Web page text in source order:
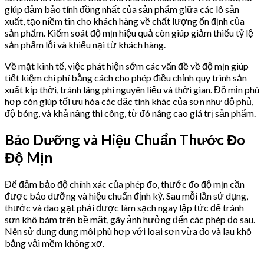
giúp đảm bảo tính đồng nhất của sản phẩm giữa các lô sản
xuất, tạo niềm tin cho khách hàng về chất lượng ổn định của
sản phẩm. Kiểm soát độ mịn hiệu quả còn giúp giảm thiểu tỷ lệ
sản phẩm lỗi và khiếu nại từ khách hàng.
Về mặt kinh tế, việc phát hiện sớm các vấn đề về độ mịn giúp
tiết kiệm chi phí bằng cách cho phép điều chỉnh quy trình sản
xuất kịp thời, tránh lãng phí nguyên liệu và thời gian. Độ mịn phù
hợp còn giúp tối ưu hóa các đặc tính khác của sơn như độ phủ,
độ bóng, và khả năng thi công, từ đó nâng cao giá trị sản phẩm.
Bảo Dưỡng và Hiệu Chuẩn Thước Đo
Độ Mịn
Để đảm bảo độ chính xác của phép đo, thước đo độ mịn cần
được bảo dưỡng và hiệu chuẩn định kỳ. Sau mỗi lần sử dụng,
thước và dao gạt phải được làm sạch ngay lập tức để tránh
sơn khô bám trên bề mặt, gây ảnh hưởng đến các phép đo sau.
Nên sử dụng dung môi phù hợp với loại sơn vừa đo và lau khô
bằng vải mềm không xơ.